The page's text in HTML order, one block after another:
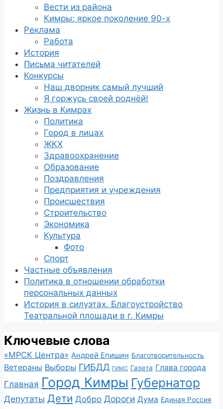
Вести из района
Кимры: яркое поколение 90-х
Реклама
Работа
История
Письма читателей
Конкурсы
Наш дворник самый лучший
Я горжусь своей роднёй!
Жизнь в Кимрах
Политика
Город в лицах
ЖКХ
Здравоохранение
Образование
Поздравления
Предприятия и учреждения
Происшествия
Строительство
Экономика
Культура
Фото
Спорт
Частные объявления
Политика в отношении обработки
персональных данных
История в силуэтах. Благоустройство
Театральной площади в г. Кимры
Ключевые слова
«МРСК Центра» Андрей Епишин Благотворительность
Ветераны Выборы ГИБДД ГИМС Газета Глава города
Главная Город Кимры Губернатор
Депутаты Дети Добро Дороги Дума Единая Россия